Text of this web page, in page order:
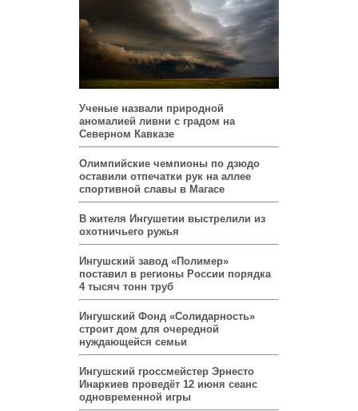
Ученые назвали природной
аномалией ливни с градом на
Северном Кавказе
Олимпийские чемпионы по дзюдо
оставили отпечатки рук на аллее
спортивной славы в Магасе
В жителя Ингушетии выстрелили из
охотничьего ружья
Ингушский завод «Полимер»
поставил в регионы России порядка
4 тысяч тонн труб
Ингушский Фонд «Солидарность»
строит дом для очередной
нуждающейся семьи
Ингушский гроссмейстер Эрнесто
Инаркиев проведёт 12 июня сеанс
одновременной игры